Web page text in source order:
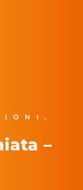
,
–